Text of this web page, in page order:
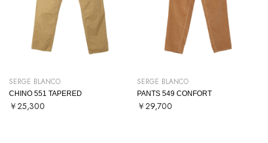
SERGE BLANCO
CHINO 551 TAPERED
￥25,300
SERGE BLANCO
PANTS 549 CONFORT
￥29,700